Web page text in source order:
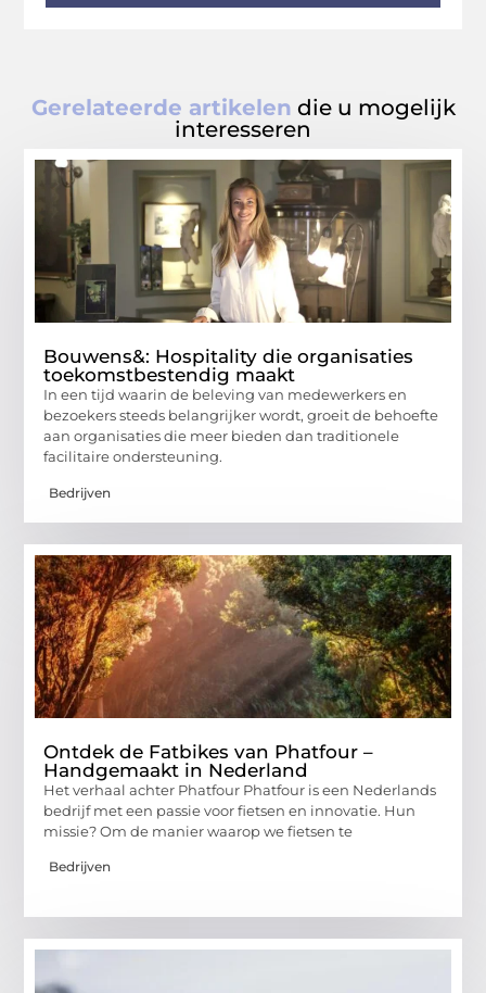
Gerelateerde artikelen die u mogelijk
interesseren
Bouwens&: Hospitality die organisaties
toekomstbestendig maakt
In een tijd waarin de beleving van medewerkers en
bezoekers steeds belangrijker wordt, groeit de behoefte
aan organisaties die meer bieden dan traditionele
facilitaire ondersteuning.
Bedrijven
Ontdek de Fatbikes van Phatfour –
Handgemaakt in Nederland
Het verhaal achter Phatfour Phatfour is een Nederlands
bedrijf met een passie voor fietsen en innovatie. Hun
missie? Om de manier waarop we fietsen te
Bedrijven